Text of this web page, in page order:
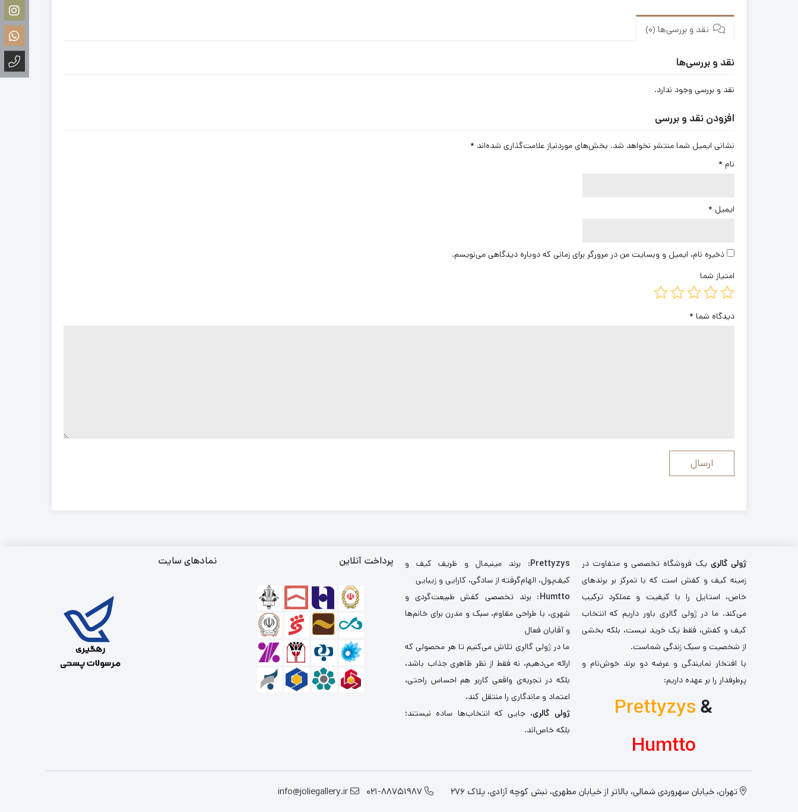
نقد و بررسی‌ها (0)
نقد و بررسی‌ها
نقد و بررسی وجود ندارد.
افزودن نقد و بررسی
نشانی ایمیل شما منتشر نخواهد شد. بخش‌های موردنیاز علامت‌گذاری شده‌اند *
نام *
ایمیل *
ذخیره نام، ایمیل و وبسایت من در مرورگر برای زمانی که دوباره دیدگاهی می‌نویسم.
امتیاز شما
دیدگاه شما *
ژولی گالری یک فروشگاه تخصصی و متفاوت در
زمینه کیف و کفش است که با تمرکز بر برندهای
خاص، استایل را با کیفیت و عملکرد ترکیب
می‌کند. ما در ژولی گالری باور داریم که انتخاب
کیف و کفش، فقط یک خرید نیست، بلکه بخشی
از شخصیت و سبک زندگی شماست.
با افتخار نمایندگی و عرضه دو برند خوش‌نام و
پرطرفدار را بر عهده داریم:
Prettyzys&
Humtto
Prettyzys: برند مینیمال و ظریف کیف و
کیف‌پول، الهام‌گرفته از سادگی، کارایی و زیبایی
Humtto: برند تخصصی کفش طبیعت‌گردی و
شهری، با طراحی مقاوم، سبک و مدرن برای خانم‌ها
و آقایان فعال
ما در ژولی گالری تلاش می‌کنیم تا هر محصولی که
ارائه می‌دهیم، نه فقط از نظر ظاهری جذاب باشد،
بلکه در تجربه‌ی واقعی کاربر هم احساس راحتی،
اعتماد و ماندگاری را منتقل کند.
ژولی گالری، جایی که انتخاب‌ها ساده نیستند؛
بلکه خاص‌اند.
پرداخت آنلاین نمادهای سایت
تهران، خیابان سهروردی شمالی، بالاتر از خیابان مطهری، نبش کوچه آزادی، پلاک 276 021-88751987
info@joliegallery.ir